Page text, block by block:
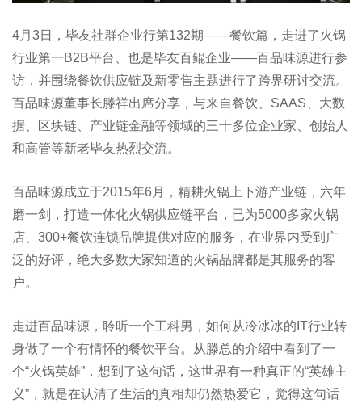
4月3日，毕友社群企业行第132期——餐饮篇，走进了火锅
行业第一B2B平台、也是毕友百鲲企业——百品味源进行参
访，并围绕餐饮供应链及新零售主题进行了跨界研讨交流。
百品味源董事长滕祥出席分享，与来自餐饮、SAAS、大数
据、区块链、产业链金融等领域的三十多位企业家、创始人
和高管等新老毕友热烈交流。
百品味源成立于2015年6月，精耕火锅上下游产业链，六年
磨一剑，打造一体化火锅供应链平台，已为5000多家火锅
店、300+餐饮连锁品牌提供对应的服务，在业界内受到广
泛的好评，绝大多数大家知道的火锅品牌都是其服务的客
户。
走进百品味源，聆听一个工科男，如何从冷冰冰的IT行业转
身做了一个有情怀的餐饮平台。从滕总的介绍中看到了一
个“火锅英雄”，想到了这句话，这世界有一种真正的“英雄主
义”，就是在认清了生活的真相却仍然热爱它，觉得这句话